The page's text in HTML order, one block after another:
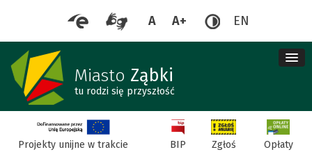
A A+ EN
Miasto Ząbki
tu rodzi się przyszłość
Projekty unijne w trakcie
BIP
Zgłoś
Opłaty